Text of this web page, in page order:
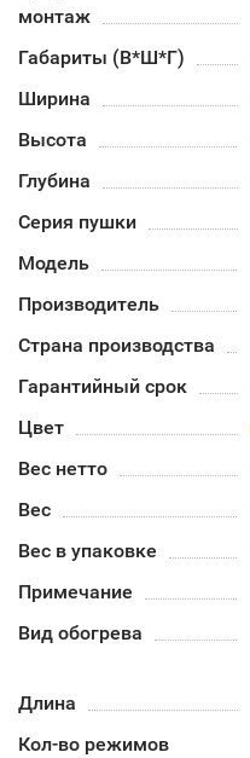
монтаж
Габариты (В*Ш*Г)
Ширина
Высота
Глубина
Серия пушки
Модель
Производитель
Страна производства
Гарантийный срок
Цвет
Вес нетто
Вес
Вес в упаковке
Примечание
Вид обогрева
Длина
Кол-во режимов